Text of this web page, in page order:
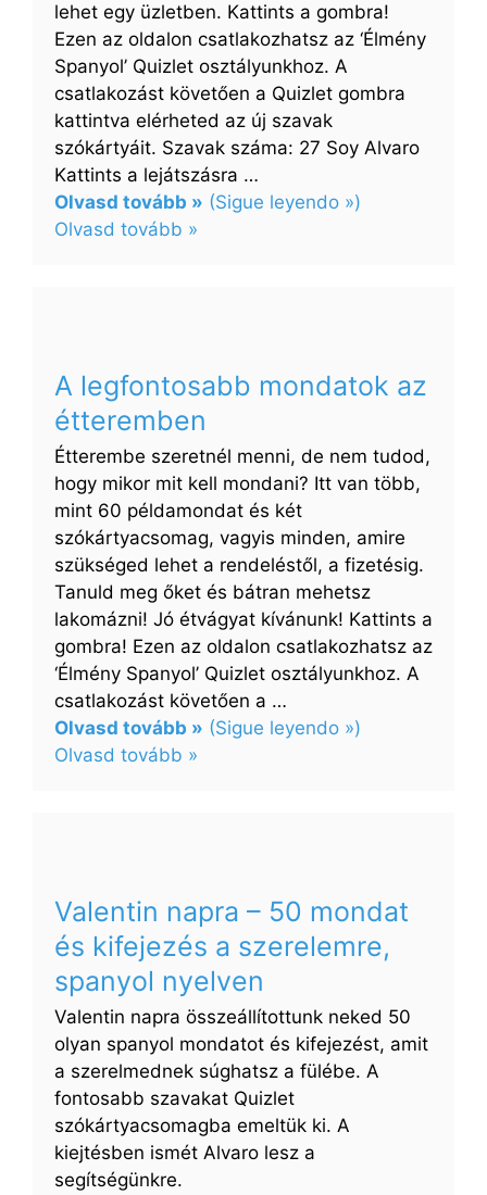
lehet egy üzletben. Kattints a gombra!
Ezen az oldalon csatlakozhatsz az ‘Élmény
Spanyol’ Quizlet osztályunkhoz. A
csatlakozást követően a Quizlet gombra
kattintva elérheted az új szavak
szókártyáit. Szavak száma: 27 Soy Alvaro
Kattints a lejátszásra …
Olvasd tovább » (Sigue leyendo »)
Olvasd tovább »
A legfontosabb mondatok az
étteremben
Étterembe szeretnél menni, de nem tudod,
hogy mikor mit kell mondani? Itt van több,
mint 60 példamondat és két
szókártyacsomag, vagyis minden, amire
szükséged lehet a rendeléstől, a fizetésig.
Tanuld meg őket és bátran mehetsz
lakomázni! Jó étvágyat kívánunk! Kattints a
gombra! Ezen az oldalon csatlakozhatsz az
‘Élmény Spanyol’ Quizlet osztályunkhoz. A
csatlakozást követően a …
Olvasd tovább » (Sigue leyendo »)
Olvasd tovább »
Valentin napra – 50 mondat
és kifejezés a szerelemre,
spanyol nyelven
Valentin napra összeállítottunk neked 50
olyan spanyol mondatot és kifejezést, amit
a szerelmednek súghatsz a fülébe. A
fontosabb szavakat Quizlet
szókártyacsomagba emeltük ki. A
kiejtésben ismét Alvaro lesz a
segítségünkre.